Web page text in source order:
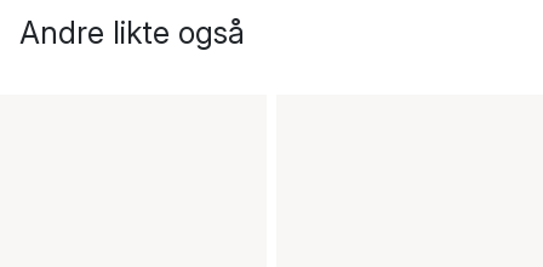
Andre likte også